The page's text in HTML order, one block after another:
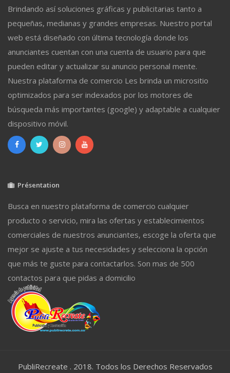
Brindando así soluciones gráficas y publicitarias tanto a
pequeñas, medianas y grandes empresas. Nuestro portal
web está diseñado con última tecnología donde los
anunciantes cuentan con una cuenta de usuario para que
pueden editar y actualizar su anuncio personal mente.
Nuestra plataforma de comercio Les brinda un micrositio
optimizados para ser indexados por los motores de
búsqueda más importantes (google) y adaptable a cualquier
dispositivo móvil.
Présentation
Busca en nuestro plataforma de comercio cualquier
producto o servicio, mira las ofertas y establecimientos
comerciales de nuestros anunciantes, escoge la oferta que
mejor se ajuste a tus necesidades y selecciona la opción
que más te guste para contactarlos. Son mas de 500
contactos para que pidas a domicilio
PubliRecreate . 2018. Todos los Derechos Reservados